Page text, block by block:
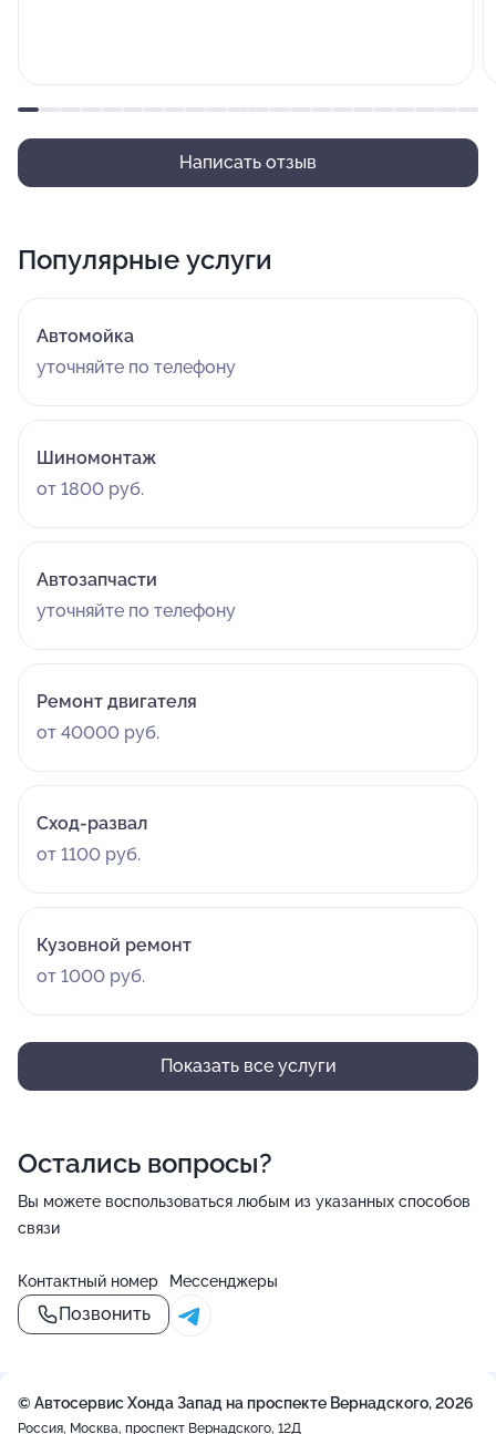
Написать отзыв
Популярные услуги
Автомойка
уточняйте по телефону
Шиномонтаж
от 1800 руб.
Автозапчасти
уточняйте по телефону
Ремонт двигателя
от 40000 руб.
Сход-развал
от 1100 руб.
Кузовной ремонт
от 1000 руб.
Показать все услуги
Остались вопросы?
Вы можете воспользоваться любым из указанных способов
связи
Контактный номер
Позвонить
Мессенджеры
© Автосервис Хонда Запад на проспекте Вернадского, 2026
Россия, Москва, проспект Вернадского, 12Д